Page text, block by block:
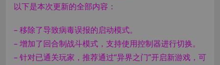
以下是本次更新的全部内容：
– 移除了导致病毒误报的启动模式。
– 增加了回合制战斗模式，支持使用控制器进行切换。
– 针对已通关玩家，推荐通过“异界之门”开启新游戏，可